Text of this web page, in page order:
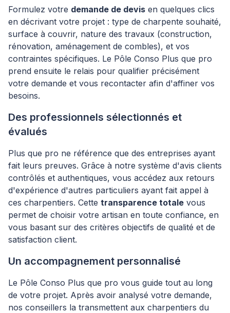
Formulez votre demande de devis en quelques clics
en décrivant votre projet : type de charpente souhaité,
surface à couvrir, nature des travaux (construction,
rénovation, aménagement de combles), et vos
contraintes spécifiques. Le Pôle Conso Plus que pro
prend ensuite le relais pour qualifier précisément
votre demande et vous recontacter afin d'affiner vos
besoins.
Des professionnels sélectionnés et
évalués
Plus que pro ne référence que des entreprises ayant
fait leurs preuves. Grâce à notre système d'avis clients
contrôlés et authentiques, vous accédez aux retours
d'expérience d'autres particuliers ayant fait appel à
ces charpentiers. Cette transparence totale vous
permet de choisir votre artisan en toute confiance, en
vous basant sur des critères objectifs de qualité et de
satisfaction client.
Un accompagnement personnalisé
Le Pôle Conso Plus que pro vous guide tout au long
de votre projet. Après avoir analysé votre demande,
nos conseillers la transmettent aux charpentiers du